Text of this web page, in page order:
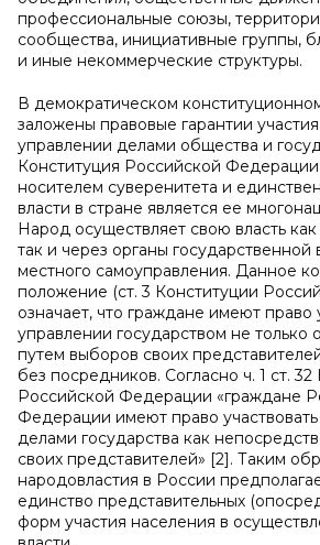
профессиональные союзы,
сообщества, инициативные группы,
и иные некоммерческие структуры.
В демократическом
заложены правовые гарантии
управлении делами общества и
Конституция Российской Федерации
носителем суверенитета и
власти в стране является ее
Народ осуществляет свою власть
так и через органы государственной
местного самоуправления. Данное
положение (ст. 3 Конституции
означает, что граждане имеют право
управлении государством не только
путем выборов своих
без посредников. Согласно ч. 1 ст. 32
Российской Федерации «граждане
Федерации имеют право
делами государства как
своих представителей» [2]. Таким
народовластия в России
единство представительных
форм участия населения в